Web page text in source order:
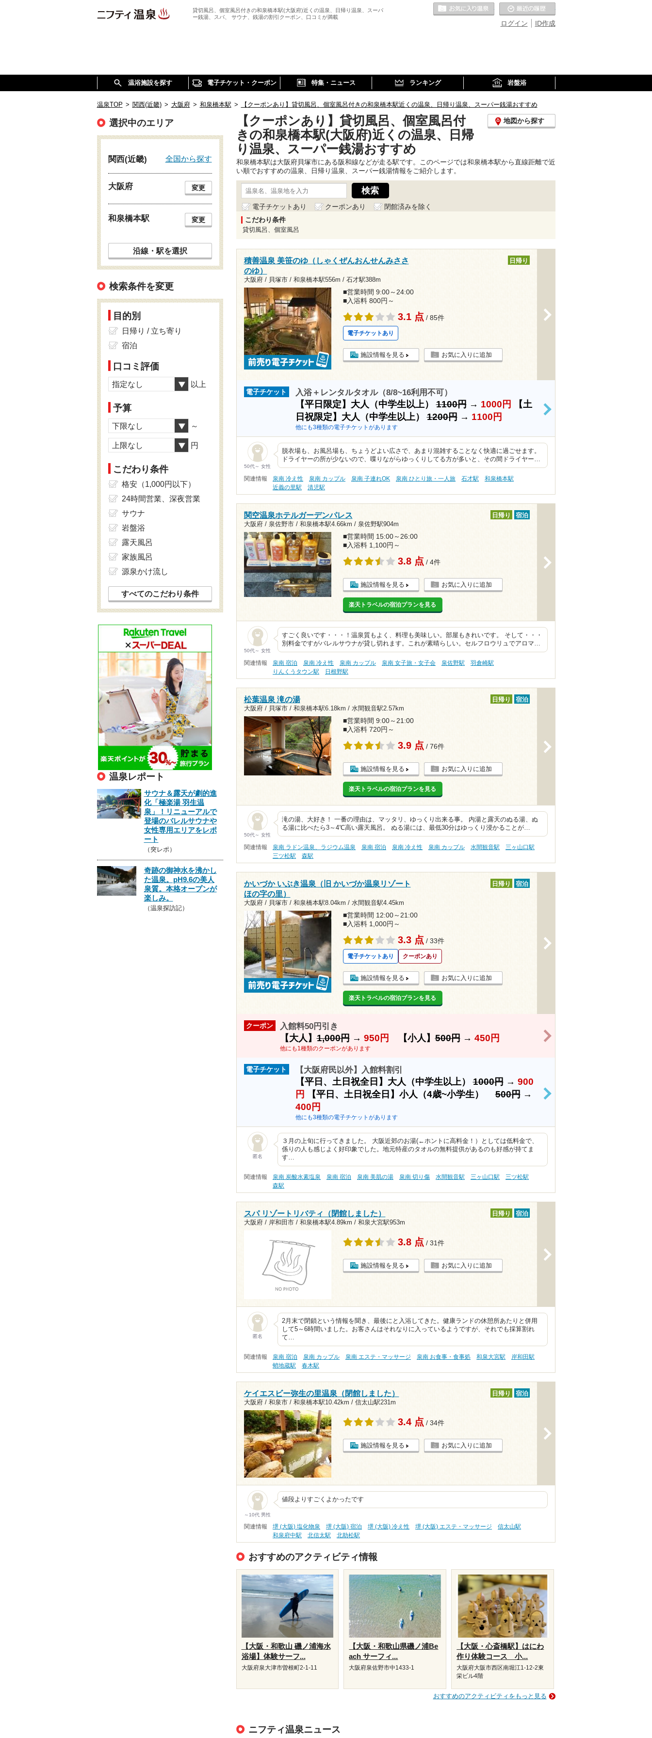
貸切風呂、個室風呂付きの和泉橋本駅(大阪府)近くの温泉、日帰り温泉、スーパ
ー銭湯、スパ、 サウナ、銭湯の割引クーポン、口コミが満載
ID作成
ログイン
お気に入りの温泉
温浴施設を探す 電子チケット・クーポン 特集・ニュース ランキング 岩盤浴
温泉TOP > 関西(近畿) > 大阪府 > 和泉橋本駅 > 【クーポンあり】貸切風呂、個室風呂付きの和泉橋本駅近くの温泉、日帰り温泉、スーパー銭湯おすすめ
【クーポンあり】貸切風呂、個室風呂付
きの和泉橋本駅(大阪府)近くの温泉、日帰
り温泉、スーパー銭湯おすすめ
地図から探す
和泉橋本駅は大阪府貝塚市にある阪和線などが走る駅です。このページでは和泉橋本駅から直線距離で近
い順でおすすめの温泉、日帰り温泉、スーパー銭湯情報をご紹介します。
電子チケットあり クーポンあり
閉館済みを除く
こだわり条件
貸切風呂、個室風呂
積善温泉 美笹のゆ（しゃくぜんおんせんみささ
のゆ）
大阪府 / 貝塚市 / 和泉橋本駅556m / 石才駅388m
日帰り
■営業時間 9:00～24:00
■入浴料 800円～
3.1 点 / 85件
電子チケットあり
施設情報を見る お気に入りに追加
電子チケット 入浴＋レンタルタオル（8/8~16利用不可）
【平日限定】大人（中学生以上）1100円→ 1000円
【土
日祝限定】大人（中学生以上）1200円→ 1100円
他にも3種類の電子チケットがあります
>
50代～ 女性
脱衣場も、お風呂場も、ちょうどよい広さで、あまり混雑することなく快適に過ごせます。
ドライヤーの所が少ないので、喋りながらゆっくりしてる方が多いと、その間ドライヤー…
関連情報 泉南 冷え性 泉南 カップル 泉南 子連れOK 泉南 ひとり旅・一人旅 石才駅
和泉橋本駅
近義の里駅
清児駅
関空温泉ホテルガーデンパレス
大阪府 / 泉佐野市 / 和泉橋本駅4.66km / 泉佐野駅904m
日帰り 宿泊
■営業時間 15:00～26:00
■入浴料 1,100円～
3.8 点 / 4件
施設情報を見る お気に入りに追加
楽天トラベルの宿泊プランを見る
50代～ 女性
すごく良いです・・・！温泉質もよく、料理も美味しい。部屋もきれいです。 そして・・・
別料金ですがバレルサウナが貸し切れます。これが素晴らしい。セルフロウリュでアロマ…
関連情報 泉南 宿泊 泉南 冷え性 泉南 カップル 泉南 女子旅・女子会 泉佐野駅
羽倉崎駅
りんくうタウン駅
日根野駅
松葉温泉 滝の湯
大阪府 / 貝塚市 / 和泉橋本駅6.18km / 水間観音駅2.57km
日帰り 宿泊
■営業時間 9:00～21:00
■入浴料 720円～
3.9 点 / 76件
施設情報を見る お気に入りに追加
楽天トラベルの宿泊プランを見る
50代～ 女性
滝の湯、大好き！ 一番の理由は、マッタリ、ゆっくり出来る事。 内湯と露天のぬる湯、ぬ
る湯に比べたら3～4℃高い露天風呂。 ぬる湯には、最低30分はゆっくり浸かることが…
関連情報 泉南 ラドン温泉、ラジウム温泉 泉南 宿泊 泉南 冷え性 泉南 カップル 水間観音駅
三ヶ山口駅
三ツ松駅
森駅
かいづか いぶき温泉（旧 かいづか温泉リゾート
ほの字の里）
大阪府 / 貝塚市 / 和泉橋本駅8.04km / 水間観音駅4.45km
日帰り 宿泊
■営業時間 12:00～21:00
■入浴料 1,000円～
3.3 点 / 33件
電子チケットあり クーポンあり
施設情報を見る お気に入りに追加
楽天トラベルの宿泊プランを見る
クーポン 入館料50円引き
【大人】1,000円→ 950円 【小人】500円→ 450円
他にも1種類のクーポンがあります
電子チケット 【大阪府民以外】入館料割引
【平日、土日祝全日】大人（中学生以上）1000円→ 900
円
【平日、土日祝全日】小人（4歳~小学生）500円→
400円
他にも3種類の電子チケットがあります
>
匿名
３月の上旬に行ってきました。 大阪近郊のお湯(←ホントに高料金！）としては低料金で、
係りの人も感じよく好印象でした。地元特産のタオルの無料提供があるのも好感が持てま
す…
関連情報 泉南 炭酸水素塩泉 泉南 宿泊 泉南 美肌の湯 泉南 切り傷 水間観音駅 三ヶ山口駅
三ツ松駅
森駅
スパ リゾートリバティ（閉館しました）
大阪府 / 岸和田市 / 和泉橋本駅4.89km / 和泉大宮駅953m
日帰り 宿泊
3.8 点 / 31件
施設情報を見る お気に入りに追加
匿名
2月末で閉鎖という情報を聞き、最後にと入浴してきた。健康ランドの休憩所あたりと併用
して5～6時間いました。お客さんはそれなりに入っているようですが、それでも採算割れ
て…
関連情報 泉南 宿泊 泉南 カップル 泉南 エステ・マッサージ 泉南 お食事・食事処 和泉大宮駅
岸和田駅
蛸地蔵駅
春木駅
ケイエスビー弥生の里温泉（閉館しました）
大阪府 / 和泉市 / 和泉橋本駅10.42km / 信太山駅231m
日帰り 宿泊
3.4 点 / 34件
施設情報を見る お気に入りに追加
～10代 男性
値段よりすごくよかったです
関連情報 堺 (大阪) 塩化物泉 堺 (大阪) 宿泊 堺 (大阪) 冷え性 堺 (大阪) エステ・マッサージ
信太山駅
和泉府中駅
北信太駅 北助松駅
おすすめのアクティビティ情報
【大阪・和歌山 磯ノ浦海水
浴場】体験サーフ...
大阪府泉大津市曽根町2-1-11
【大阪・和歌山県磯ノ浦Be
ach サーフィ...
大阪府泉佐野市中1433-1
【大阪・心斎橋駅】はにわ
作り体験コース 小...
大阪府大阪市西区南堀江1-12-2東
栄ビル4階
おすすめのアクティビティをもっと見る
ニフティ温泉ニュース
選択中のエリア
関西(近畿) 全国から探す
大阪府 変更
和泉橋本駅 変更
沿線・駅を選択
検索条件を変更
目的別
日帰り / 立ち寄り
宿泊
口コミ評価
指定なし 以上
予算
下限なし ～
上限なし 円
こだわり条件
格安（1,000円以下）
24時間営業、深夜営業
サウナ
岩盤浴
露天風呂
家族風呂
源泉かけ流し
すべてのこだわり条件
温泉レポート
サウナ＆露天が劇的進
化「極楽湯 羽生温
泉」！リニューアルで
登場のバレルサウナや
女性専用エリアをレポ
ート
（突レポ）
奇跡の御神水を沸かし
た温泉。pH9.6の美人
泉質。本格オープンが
楽しみ。
（温泉探訪記）